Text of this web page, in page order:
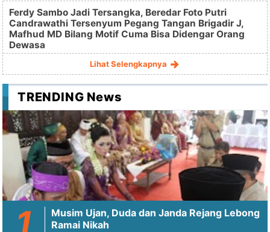
Ferdy Sambo Jadi Tersangka, Beredar Foto Putri
Candrawathi Tersenyum Pegang Tangan Brigadir J,
Mafhud MD Bilang Motif Cuma Bisa Didengar Orang
Dewasa
Lihat Selengkapnya
TRENDING News
Musim Ujan, Duda dan Janda Rejang Lebong
Ramai Nikah